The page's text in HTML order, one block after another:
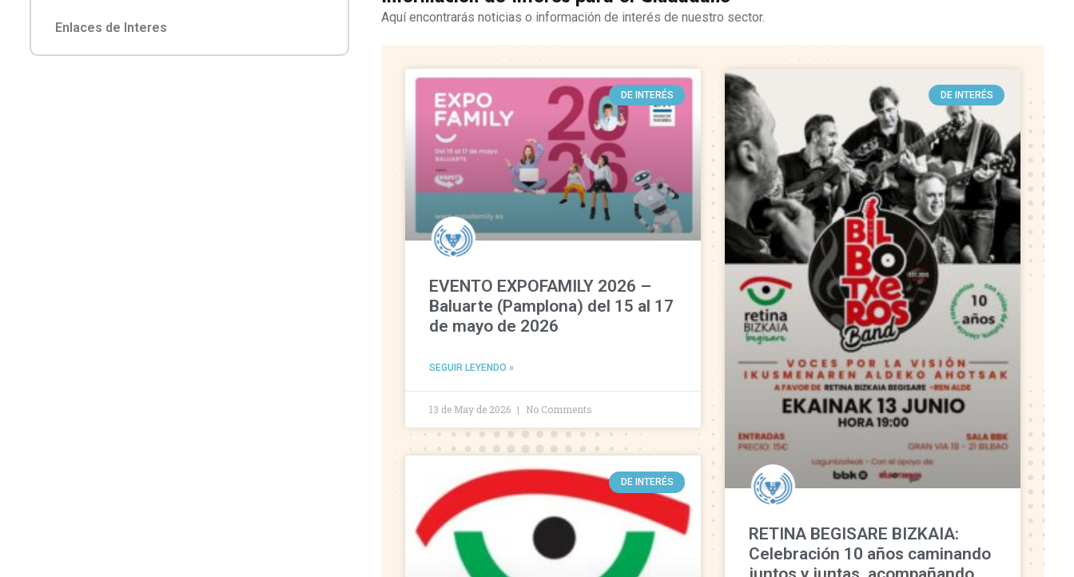
Enlaces de Interes
Aquí encontrarás noticias o información de interés de nuestro sector.
DE INTERÉS
EVENTO EXPOFAMILY 2026 –
Baluarte (Pamplona) del 15 al 17
de mayo de 2026
SEGUIR LEYENDO »
13 de May de 2026 No Comments
DE INTERÉS
RETINA BEGISARE BIZKAIA:
Celebración 10 años caminando
DE INTERÉS